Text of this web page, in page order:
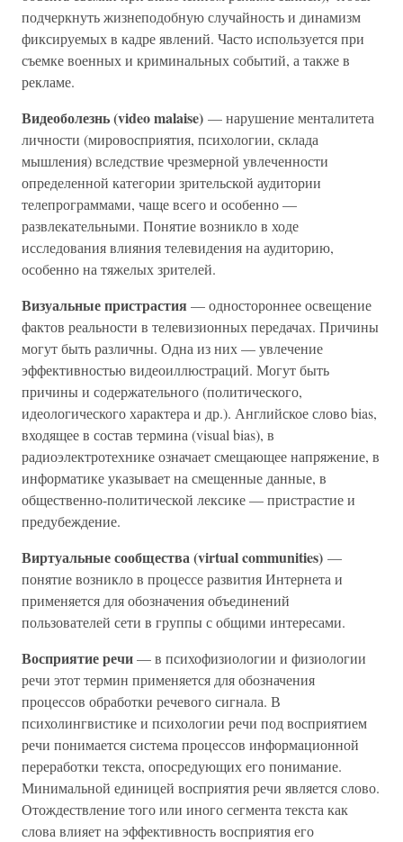
подчеркнуть жизнеподобную случайность и динамизм
фиксируемых в кадре явлений. Часто используется при
съемке военных и криминальных событий, а также в
рекламе.
Видеоболезнь (video malaise) — нарушение менталитета
личности (мировосприятия, психологии, склада
мышления) вследствие чрезмерной увлеченности
определенной категории зрительской аудитории
телепрограммами, чаще всего и особенно —
развлекательными. Понятие возникло в ходе
исследования влияния телевидения на аудиторию,
особенно на тяжелых зрителей.
Визуальные пристрастия — одностороннее освещение
фактов реальности в телевизионных передачах. Причины
могут быть различны. Одна из них — увлечение
эффективностью видеоиллюстраций. Могут быть
причины и содержательного (политического,
идеологического характера и др.). Английское слово bias,
входящее в состав термина (visual bias), в
радиоэлектротехнике означает смещающее напряжение, в
информатике указывает на смещенные данные, в
общественно-политической лексике — пристрастие и
предубеждение.
Виртуальные сообщества (virtual communities) —
понятие возникло в процессе развития Интернета и
применяется для обозначения объединений
пользователей сети в группы с общими интересами.
Восприятие речи— в психофизиологии и физиологии
речи этот термин применяется для обозначения
процессов обработки речевого сигнала. В
психолингвистике и психологии речи под восприятием
речи понимается система процессов информационной
переработки текста, опосредующих его понимание.
Минимальной единицей восприятия речи является слово.
Отождествление того или иного сегмента текста как
слова влияет на эффективность восприятия его